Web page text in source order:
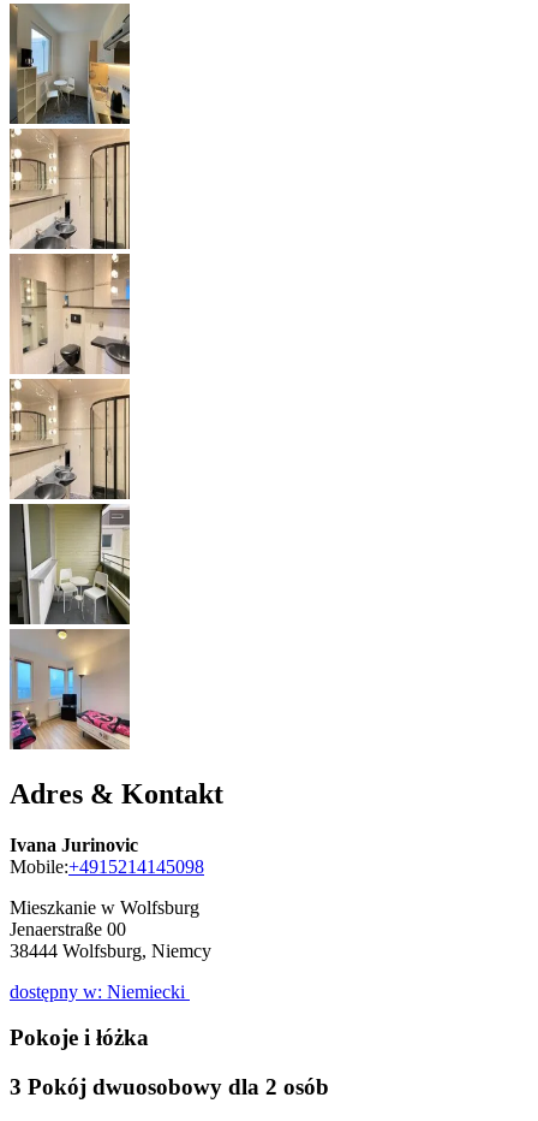
Adres & Kontakt
Ivana Jurinovic
Mobile:+4915214145098
Mieszkanie w Wolfsburg
Jenaerstraße 00
38444 Wolfsburg, Niemcy
dostępny w: Niemiecki
Pokoje i łóżka
3 Pokój dwuosobowy dla 2 osób